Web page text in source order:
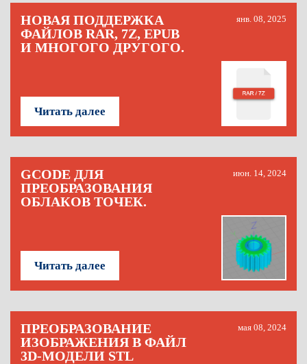
НОВАЯ ПОДДЕРЖКА
ФАЙЛОВ RAR, 7Z, EPUB
И МНОГОГО ДРУГОГО.
янв. 08, 2025
Читать далее
GCODE ДЛЯ
ПРЕОБРАЗОВАНИЯ
ОБЛАКОВ ТОЧЕК.
июн. 14, 2024
Читать далее
ПРЕОБРАЗОВАНИЕ
ИЗОБРАЖЕНИЯ В ФАЙЛ
3D-МОДЕЛИ STL
мая 08, 2024